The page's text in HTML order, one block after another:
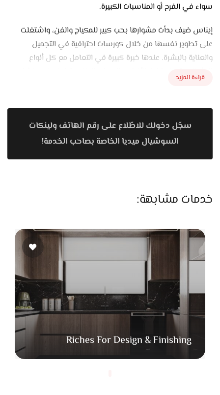
سواء في الفرح أو المناسبات الكبيرة.
إيناس ضيف بدأت مشوارها بحب كبير للمكياج والفن، واشتغلت
على تطوير نفسها من خلال كورسات احترافية في التجميل
والعناية بالبشرة. عندها خبرة كبيرة في التعامل مع كل أنواع
البشرة، وبتعرف تختار الألوان والدرجات المناسبة لكل بنت علشان
من أول الخطوات اللي بتميز شغلها إن كل حاجة بتبدأ بجلسة
استشارة قبل المناسبة. بتحب تسمع من العروسة أو العميلة عن
اليوم الكبير وبتخلي الميكب يطلع مظبوط من أول مرة.
MAC، NARS، Dior، وHuda Beauty، وبتختار التركيبات المناسبة
لكل نوع بشرة علشان المكياج يثبت أطول فترة ممكنة ويكون مريح
في نفس الوقت. قبل الميكب، بتركز جدًا على تجهيز البشرة
بالتنظيف والترطيب واستخدام برايمر مناسب، لأن التحضير الصح
للبشرة هو اللي بيخلي الميكب يطلع ناعم ومتقن.
ستايل إيناس ضيف في الميكب معروف بالبساطة والفخامة. بتحب
اللوك الهادئ اللي فيه إشراقة ناعمة، وبتعتمد على درجات البيج،
الروز، والذهبي، وبتعرف تدمجهم بطريقة متناسقة تدي مظهر أنيق
وطبيعي. في مكياج العين، بتميل للإطلالات اللي فيها ظلال ناعمة
ولمعة خفيفة على الجفن، وبتختار الرموش المناسبة لكل عين
قراءة المزيد
سجّل دخولك للاطّلاع على رقم الهاتف ولينكات
السوشيال ميديا الخاصة بصاحب الخدمة!
خدمات مشابهة:
Riches For Design & Finishing